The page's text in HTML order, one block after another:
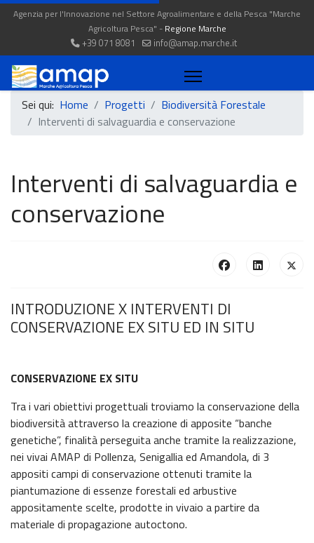
Agenzia per l'Innovazione nel Settore Agroalimentare e della Pesca "Marche
Agricoltura Pesca" - Regione Marche
+39 071 8081
info@amap.marche.it
Sei qui: Home Progetti
Biodiversità Forestale
Interventi di salvaguardia e conservazione
Interventi di salvaguardia e
conservazione
INTRODUZIONE X INTERVENTI DI
CONSERVAZIONE EX SITU ED IN SITU
CONSERVAZIONE EX SITU
Tra i vari obiettivi progettuali troviamo la conservazione della
biodiversità attraverso la creazione di apposite “banche
genetiche”, finalità perseguita anche tramite la realizzazione,
nei vivai AMAP di Pollenza, Senigallia ed Amandola, di 3
appositi campi di conservazione ottenuti tramite la
piantumazione di essenze forestali ed arbustive
appositamente scelte, prodotte in vivaio a partire da
materiale di propagazione autoctono.